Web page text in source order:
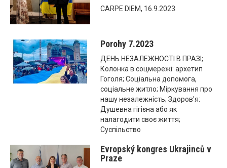
CARPE DIEM, 16.9.2023
Porohy 7.2023
ДЕНЬ НЕЗАЛЕЖНОСТІ В ПРАЗІ;
Колонка в соцмережі: архетип
Гоголя; Соціальна допомога,
соціальне житло; Міркування про
нашу незалежність; Здоров'я:
Душевна гігієна або як
налагодити своє життя;
Суспільство
Evropský kongres Ukrajinců v
Praze